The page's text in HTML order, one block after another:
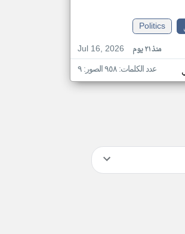
Politics
Jul 16, 2026
منذ ٢١ يوم
عدد الكلمات: ٩٥٨ الصور: ٩